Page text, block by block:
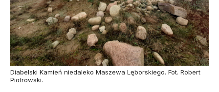
Diabelski Kamień niedaleko Maszewa Lęborskiego. Fot. Robert
Piotrowski.